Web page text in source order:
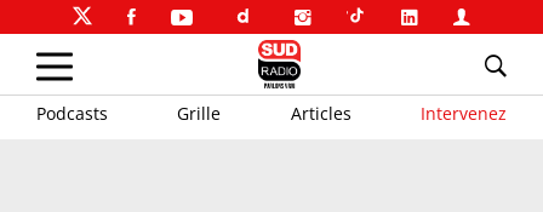
Podcasts Grille Articles Intervenez